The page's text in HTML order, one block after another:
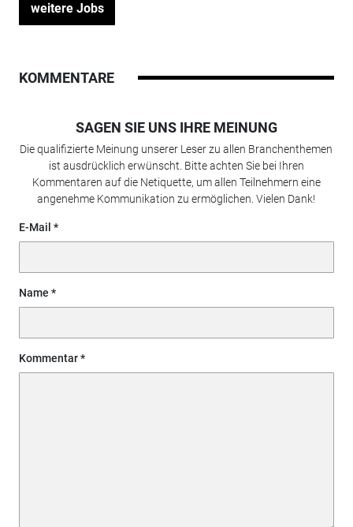
weitere Jobs
KOMMENTARE
SAGEN SIE UNS IHRE MEINUNG
Die qualifizierte Meinung unserer Leser zu allen Branchenthemen
ist ausdrücklich erwünscht. Bitte achten Sie bei Ihren
Kommentaren auf die Netiquette, um allen Teilnehmern eine
angenehme Kommunikation zu ermöglichen. Vielen Dank!
E-Mail
Name
Kommentar